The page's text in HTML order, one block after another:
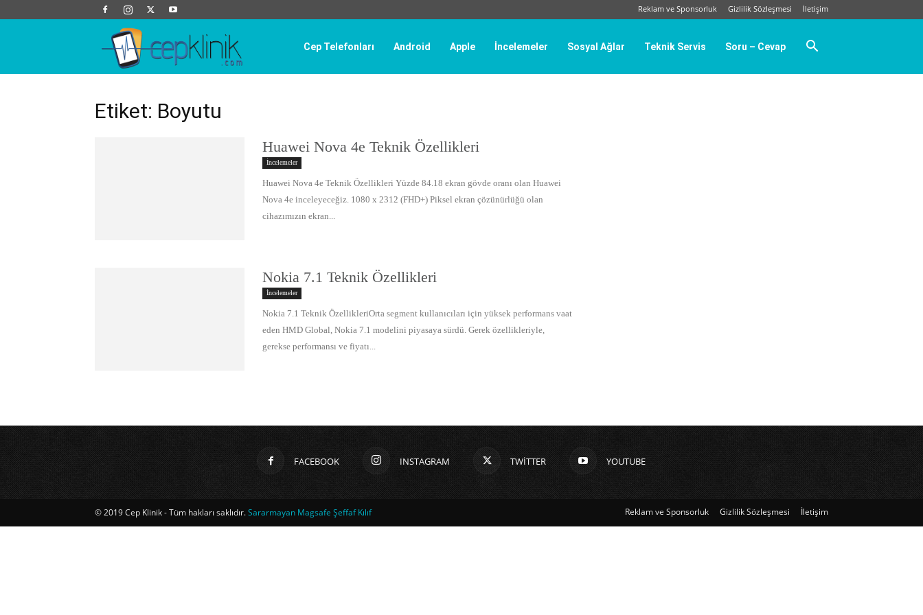
Reklam ve Sponsorluk Gizlilik Sözleşmesi İletişim
Cep Telefonları Android Apple İncelemeler Sosyal Ağlar Teknik Servis Soru – Cevap
Etiket: Boyutu
Huawei Nova 4e Teknik Özellikleri
İncelemeler
Huawei Nova 4e Teknik Özellikleri Yüzde 84.18 ekran gövde oranı olan Huawei
Nova 4e inceleyeceğiz. 1080 x 2312 (FHD+) Piksel ekran çözünürlüğü olan
cihazımızın ekran...
Nokia 7.1 Teknik Özellikleri
İncelemeler
Nokia 7.1 Teknik ÖzellikleriOrta segment kullanıcıları için yüksek performans vaat
eden HMD Global, Nokia 7.1 modelini piyasaya sürdü. Gerek özellikleriyle,
gerekse performansı ve fiyatı...
FACEBOOK INSTAGRAM TWITTER YOUTUBE
Reklam ve Sponsorluk Gizlilik Sözleşmesi İletişim
© 2019 Cep Klinik - Tüm hakları saklıdır.Sararmayan Magsafe Şeffaf Kılıf